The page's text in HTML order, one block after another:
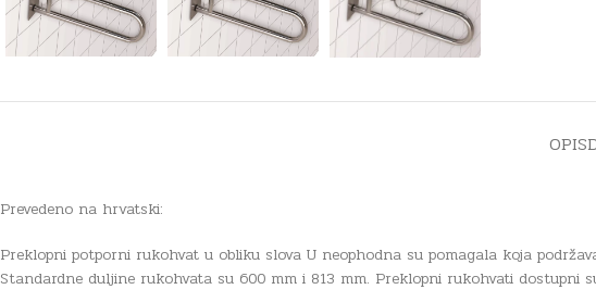
OPIS
Prevedeno na hrvatski:
Preklopni potporni rukohvat u obliku slova U neophodna su pomagala koja
Standardne duljine rukohvata su 600 mm i 813 mm. Preklopni rukohvati dostupni